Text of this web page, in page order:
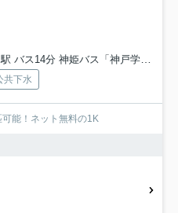
神姫バス「神戸学院大学口」 停歩2分
共下水
能！ネット無料の1K